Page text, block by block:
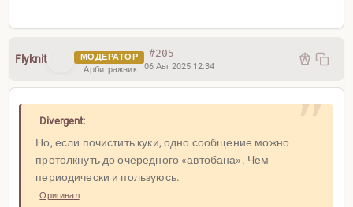
Flyknit
МОДЕРАТОР
Арбитражник
#205
06 Авг 2025 12:34
Divergent:
Но, если почистить куки, одно сообщение можно
протолкнуть до очередного «автобана». Чем
периодически и пользуюсь.
Оригинал